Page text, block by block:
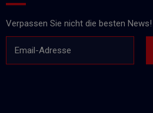
Verpassen Sie nicht die besten News!
Email-Adresse